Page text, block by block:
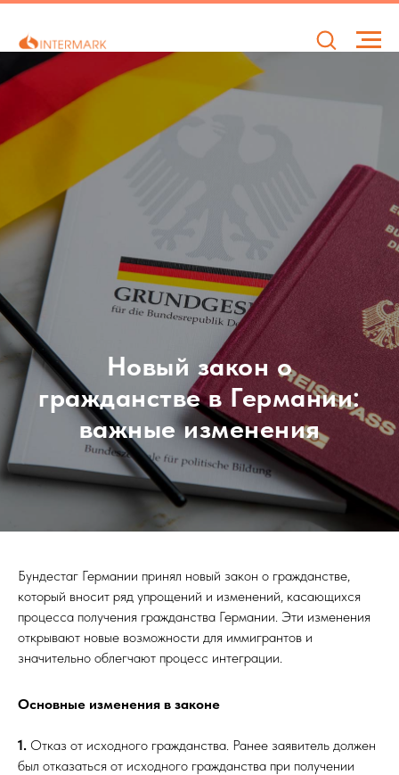
Новый закон о
гражданстве в Германии:
важные изменения
Бундестаг Германии принял новый закон о гражданстве,
который вносит ряд упрощений и изменений, касающихся
процесса получения гражданства Германии. Эти изменения
открывают новые возможности для иммигрантов и
значительно облегчают процесс интеграции.
Основные изменения в законе
1. Отказ от исходного гражданства. Ранее заявитель должен
был отказаться от исходного гражданства при получении